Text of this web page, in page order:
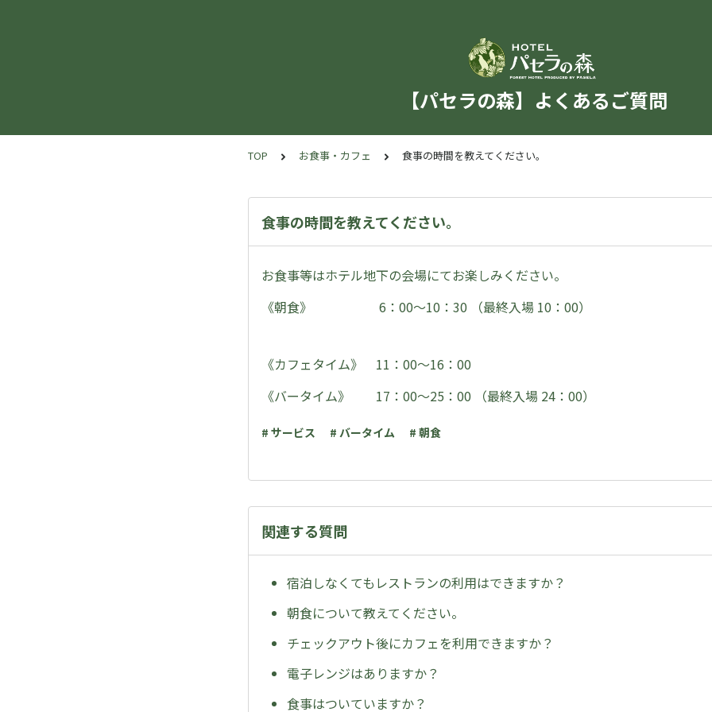
【パセラの森】よくあるご質問
TOP お食事・カフェ 食事の時間を教えてください。
食事の時間を教えてください。
お食事等はホテル地下の会場にてお楽しみください。
《朝食》 6：00～10：30 （最終入場 10：00）
《カフェタイム》 11：00～16：00
《バータイム》 17：00～25：00 （最終入場 24：00）
# サービス # バータイム # 朝食
関連する質問
宿泊しなくてもレストランの利用はできますか？
朝食について教えてください。
チェックアウト後にカフェを利用できますか？
電子レンジはありますか？
食事はついていますか？